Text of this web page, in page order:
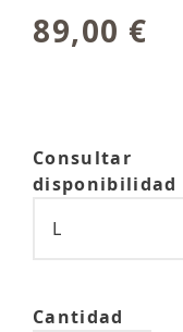
89,00 €
Consultar
disponibilidad
Cantidad